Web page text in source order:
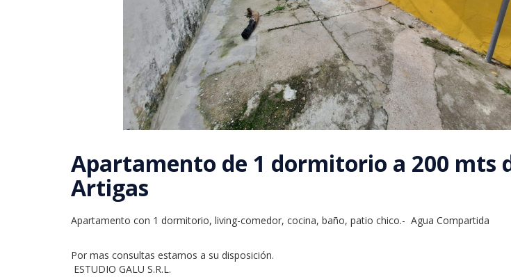
Apartamento de 1 dormitorio a 200 mts
Artigas
Apartamento con 1 dormitorio, living-comedor, cocina, baño, patio chico.-  Agua Compartida
Por mas consultas estamos a su disposición.